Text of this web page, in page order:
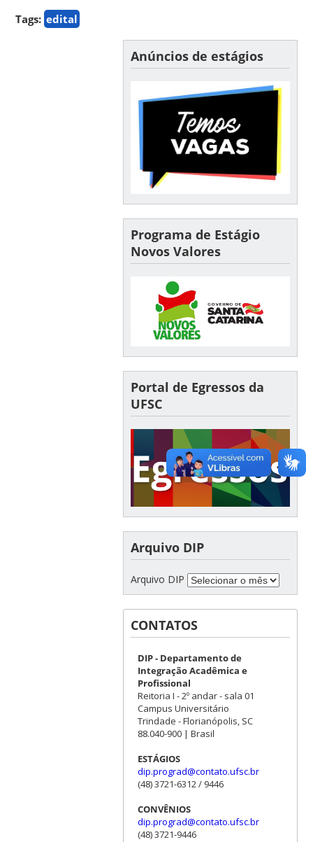
Tags: edital
Anúncios de estágios
Programa de Estágio
Novos Valores
Portal de Egressos da
UFSC
Arquivo DIP
Arquivo DIP
CONTATOS
DIP - Departamento de
Integração Acadêmica e
Profissional
Reitoria I - 2º andar - sala 01
Campus Universitário
Trindade - Florianópolis, SC
88.040-900 | Brasil
ESTÁGIOS
dip.prograd@contato.ufsc.br
(48) 3721-6312 / 9446
CONVÊNIOS
dip.prograd@contato.ufsc.br
(48) 3721-9446